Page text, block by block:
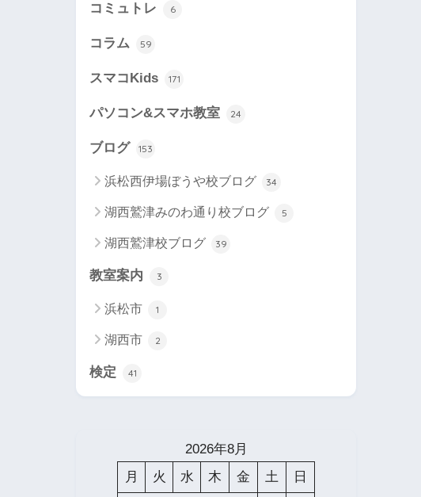
コミュトレ 6
コラム 59
スマコKids 171
パソコン&スマホ教室 24
ブログ 153
浜松西伊場ぼうや校ブログ 34
湖西鷲津みのわ通り校ブログ 5
湖西鷲津校ブログ 39
教室案内 3
浜松市 1
湖西市 2
検定 41
2026年8月
月
火 水 木 金 土 日